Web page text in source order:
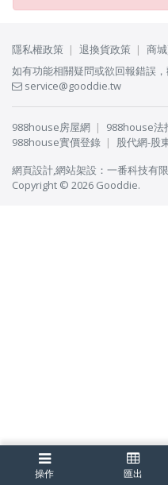
操作 匯出
隱私權政策 退換貨政策
商
如有功能相關疑問或欲回報錯誤
service@gooddie.tw
988house房屋網 988house法
988house實價登錄
股代網-股
網頁設計,網站架設 ： 一番科技有
Copyright © 2026 Gooddie.